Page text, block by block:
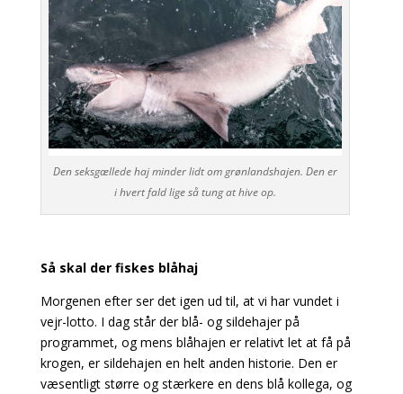
Den seksgællede haj minder lidt om grønlandshajen. Den er
i hvert fald lige så tung at hive op.
Så skal der fiskes blåhaj
Morgenen efter ser det igen ud til, at vi har vundet i
vejr-lotto. I dag står der blå- og sildehajer på
programmet, og mens blåhajen er relativt let at få på
krogen, er sildehajen en helt anden historie. Den er
væsentligt større og stærkere en dens blå kollega, og